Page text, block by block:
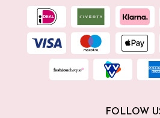
FOLLOW